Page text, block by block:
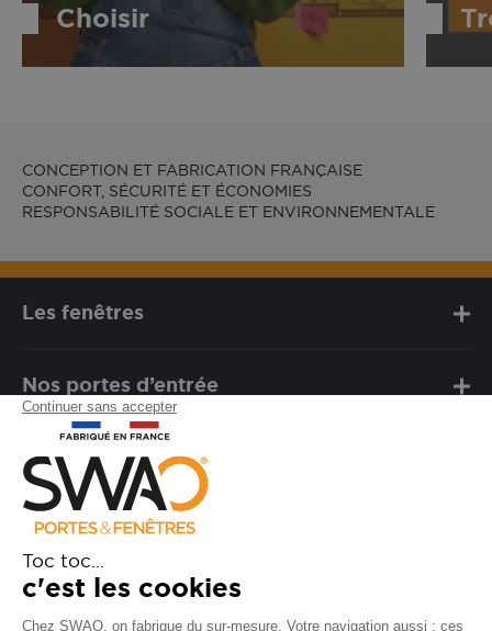
Choisir
CONCEPTION ET FABRICATION FRANÇAISE
CONFORT, SÉCURITÉ ET ÉCONOMIES
RESPONSABILITÉ SOCIALE ET ENVIRONNEMENTALE
Les fenêtres
Nos portes d’entrée
Notre marque
Besoin d'assistance ?
Garanties
SAV
Besoin d'informations ? Nos